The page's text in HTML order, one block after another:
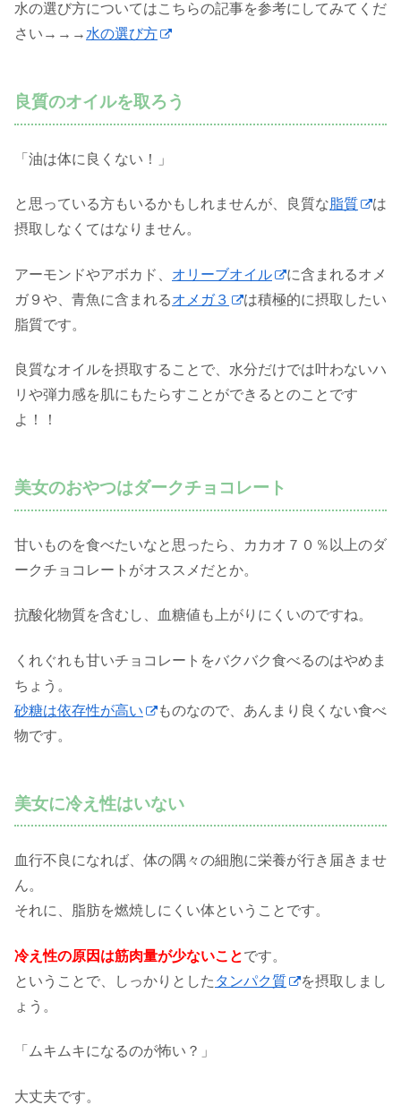
水の選び方についてはこちらの記事を参考にしてみてくだ
さい→→→ 水の選び方
良質のオイルを取ろう
「油は体に良くない！」
と思っている方もいるかもしれませんが、良質な 脂質
は
摂取しなくてはなりません。
アーモンドやアボカド、 オリーブオイル
に含まれるオメ
ガ９や、青魚に含まれるオメガ３
は積極的に摂取したい
脂質です。
良質なオイルを摂取することで、水分だけでは叶わないハ
リや弾力感を肌にもたらすことができるとのことです
よ！！
美女のおやつはダークチョコレート
甘いものを食べたいなと思ったら、カカオ７０％以上のダ
ークチョコレートがオススメだとか。
抗酸化物質を含むし、血糖値も上がりにくいのですね。
くれぐれも甘いチョコレートをバクバク食べるのはやめま
ちょう。
砂糖は依存性が高い
ものなので、あんまり良くない食べ
物です。
美女に冷え性はいない
血行不良になれば、体の隅々の細胞に栄養が行き届きませ
ん。
それに、脂肪を燃焼しにくい体ということです。
冷え性の原因は筋肉量が少ないことです。
ということで、しっかりとした タンパク質
を摂取しまし
ょう。
「ムキムキになるのが怖い？」
大丈夫です。